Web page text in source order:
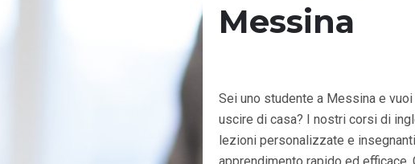
Messina
Sei uno studente a Messina e
uscire di casa? I nostri corsi di
lezioni personalizzate e